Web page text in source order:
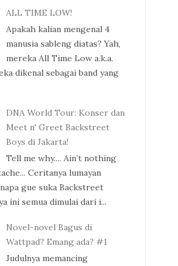
ALL TIME LOW!
Apakah kalian mengenal 4
manusia sableng diatas? Yah,
mereka All Time Low a.k.a.
dikenal sebagai band yang
DNA World Tour: Konser dan
Meet n' Greet Backstreet
Boys di Jakarta!
Tell me why.... Ain’t nothing
Ceritanya lumayan
gue suka Backstreet
ini semua dimulai dari i...
Novel-novel Bagus di
Wattpad? Emang ada? #1
Judulnya memancing